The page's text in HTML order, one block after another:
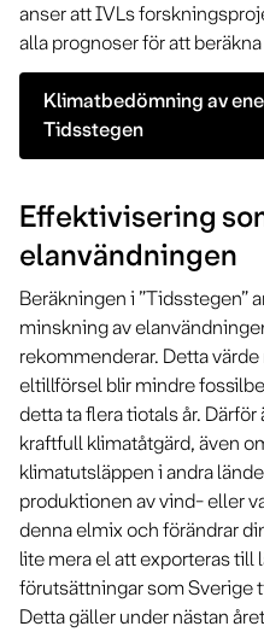
anser att IVLs
alla prognoser för att
Klimatbedömning av
Tidsstegen
Effektivisering
elanvändningen
Beräkningen i ”Tidsstegen”
minskning av
rekommenderar. Detta
eltillförsel blir mindre
detta ta flera tiotals år.
kraftfull klimatåtgärd, även
klimatutsläppen i andra
produktionen av vind- eller
denna elmix och förändrar
lite mera el att exporteras till
förutsättningar som Sverige
Detta gäller under nästan